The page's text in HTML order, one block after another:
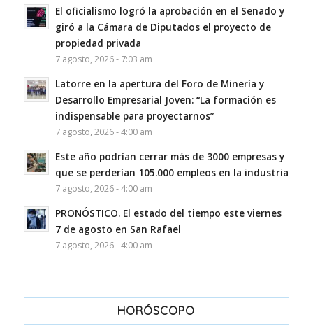
El oficialismo logró la aprobación en el Senado y
giró a la Cámara de Diputados el proyecto de
propiedad privada
7 agosto, 2026 - 7:03 am
Latorre en la apertura del Foro de Minería y
Desarrollo Empresarial Joven: “La formación es
indispensable para proyectarnos”
7 agosto, 2026 - 4:00 am
Este año podrían cerrar más de 3000 empresas y
que se perderían 105.000 empleos en la industria
7 agosto, 2026 - 4:00 am
PRONÓSTICO. El estado del tiempo este viernes
7 de agosto en San Rafael
7 agosto, 2026 - 4:00 am
HORÓSCOPO